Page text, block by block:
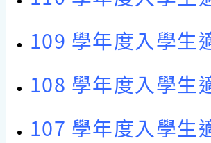
109 學年度入學生
108 學年度入學生
107 學年度入學生